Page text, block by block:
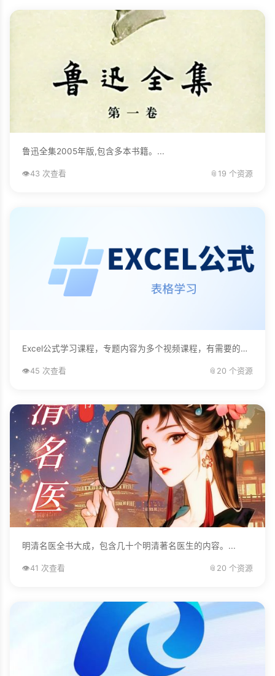
鲁迅全集2005年版,包含多本书籍。...
👁️43 次查看 📎 19 个资源
Excel公式学习课程，专题内容为多个视频课程，有需要的自己下载学习。...
👁️45 次查看 📎 20 个资源
明清名医全书大成，包含几十个明清著名医生的内容。...
👁️41 次查看 📎 20 个资源